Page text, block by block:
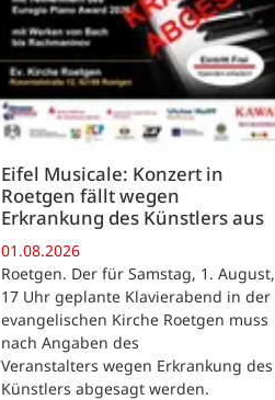
Eifel Musicale: Konzert in
Roetgen fällt wegen
Erkrankung des Künstlers aus
01.08.2026
Roetgen. Der für Samstag, 1. August,
17 Uhr geplante Klavierabend in der
evangelischen Kirche Roetgen muss
nach Angaben des
Veranstalters wegen Erkrankung des
Künstlers abgesagt werden.